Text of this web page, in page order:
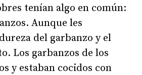
tenían algo en común:
Aunque les
del garbanzo y el
Los garbanzos de los
y estaban cocidos con